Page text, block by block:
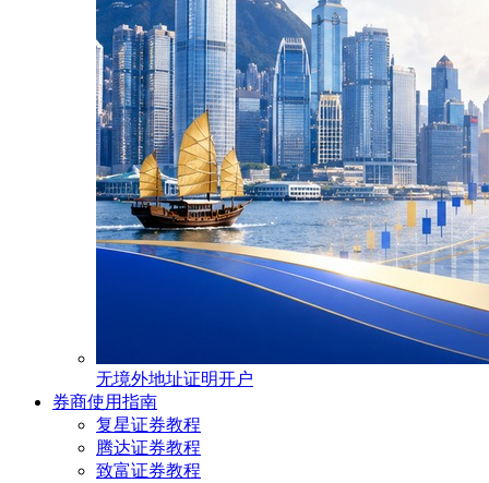
无境外地址证明开户
券商使用指南
复星证券教程
腾达证券教程
致富证券教程